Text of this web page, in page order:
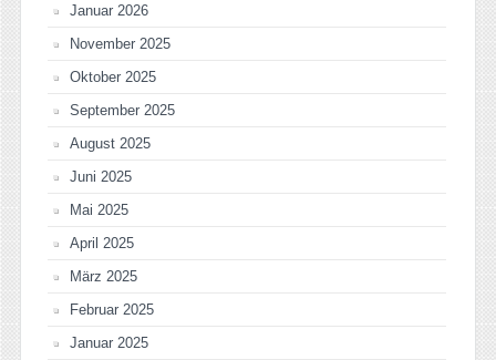
Januar 2026
November 2025
Oktober 2025
September 2025
August 2025
Juni 2025
Mai 2025
April 2025
März 2025
Februar 2025
Januar 2025